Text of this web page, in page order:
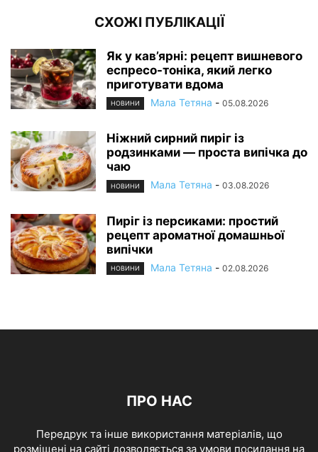
СХОЖІ ПУБЛІКАЦІЇ
Як у кав’ярні: рецепт вишневого
еспресо-тоніка, який легко
приготувати вдома
НОВИНИ Мала Тетяна - 05.08.2026
Ніжний сирний пиріг із
родзинками — проста випічка до
чаю
НОВИНИ Мала Тетяна - 03.08.2026
Пиріг із персиками: простий
рецепт ароматної домашньої
випічки
НОВИНИ Мала Тетяна - 02.08.2026
ПРО НАС
Передрук та інше використання матеріалів, що
розміщені на сайті дозволяється за умови посилання на